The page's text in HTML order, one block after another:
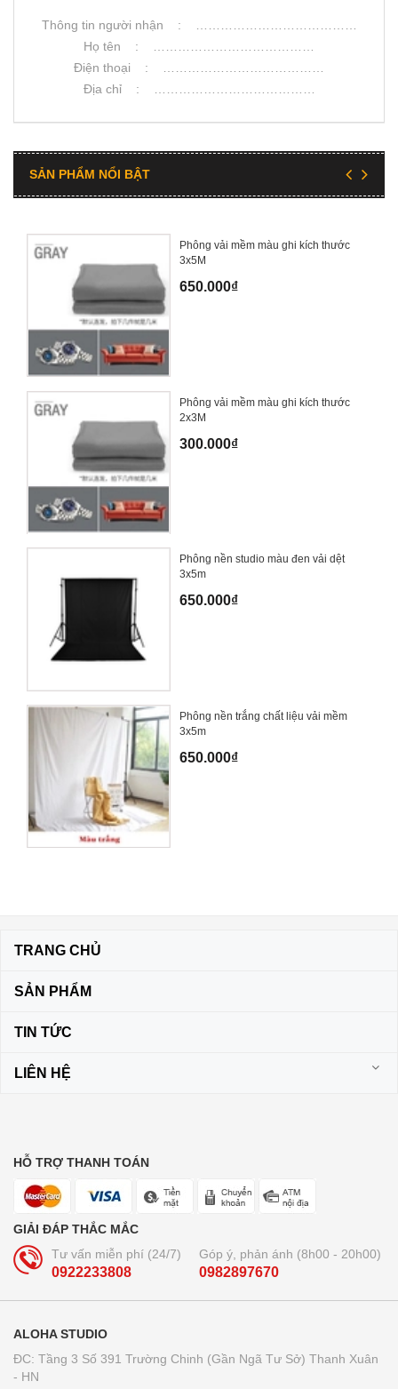
Thông tin người nhận : …………………………………
Họ tên : …………………………………
Điện thoại : …………………………………
Địa chỉ : …………………………………
SẢN PHẨM NỔI BẬT
Phông vải mềm màu ghi kích thước
3x5M
650.000₫
Phông vải mềm màu ghi kích thước
2x3M
300.000₫
Phông nền studio màu đen vải dệt
3x5m
650.000₫
Phông nền trắng chất liệu vải mềm
3x5m
650.000₫
TRANG CHỦ
SẢN PHẨM
TIN TỨC
LIÊN HỆ
HỖ TRỢ THANH TOÁN
GIẢI ĐÁP THẮC MẮC
Tư vấn miễn phí (24/7)
0922233808
Góp ý, phản ánh (8h00 - 20h00)
0982897670
ALOHA STUDIO
ĐC: Tầng 3 Số 391 Trường Chinh (Gần Ngã Tư Sở) Thanh Xuân
- HN